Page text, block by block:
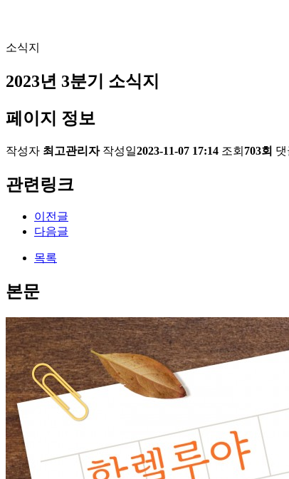
소식지
2023년 3분기 소식지
페이지 정보
작성자 최고관리자 작성일2023-11-07 17:14 조회 703회 댓
관련링크
이전글
다음글
목록
본문